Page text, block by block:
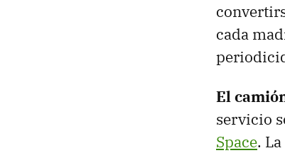
cada
El
servicio
Space.